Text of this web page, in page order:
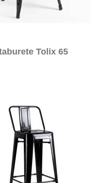
Tolix 65